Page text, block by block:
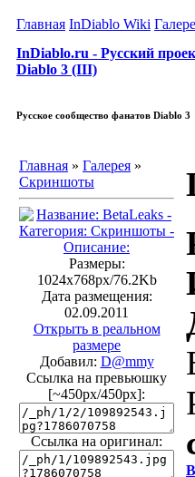
Главная InDiablo Wiki
InDiablo.ru - Русский
Diablo 3 (III)
Русское сообщество фанатов Diablo 3
Главная » Галерея »
Скриншоты
Размеры:
1024x768px/76.2Kb
Дата размещения:
02.09.2011
Открыть в реальном
размере
Добавил: D@mmy
Ссылка на превьюшку
[~450px/450px]:
Ссылка на оригинал: